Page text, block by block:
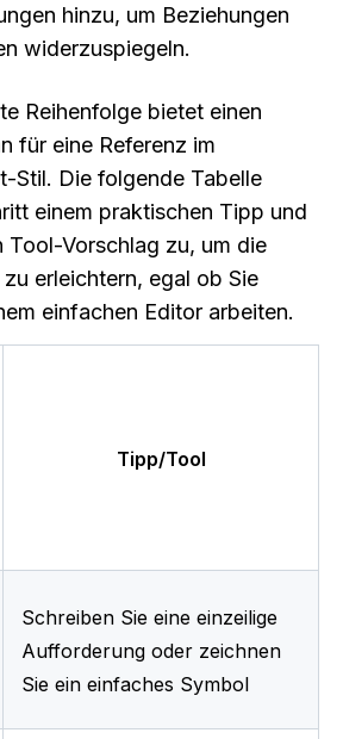
hinzu, um Beziehungen
widerzuspiegeln.
Reihenfolge bietet einen
für eine Referenz im
Stil. Die folgende Tabelle
einem praktischen Tipp und
Tool-Vorschlag zu, um die
erleichtern, egal ob Sie
einfachen Editor arbeiten.
Tipp/Tool
Schreiben Sie eine einzeilige
Aufforderung oder zeichnen
Sie ein einfaches Symbol